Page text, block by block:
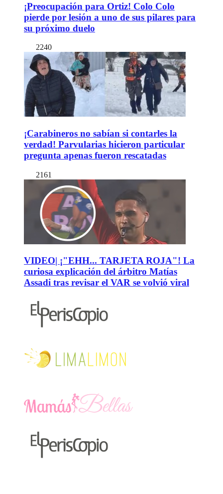
¡Preocupación para Ortiz! Colo Colo
pierde por lesión a uno de sus pilares para
su próximo duelo
2240
¡Carabineros no sabían si contarles la
verdad! Parvularias hicieron particular
pregunta apenas fueron rescatadas
2161
VIDEO| ¡"EHH... TARJETA ROJA"! La
curiosa explicación del árbitro Matías
Assadi tras revisar el VAR se volvió viral